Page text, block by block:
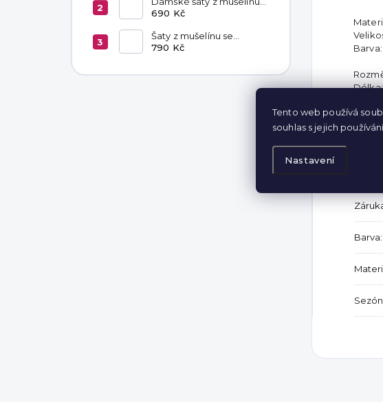
Tento web používá
souhlas s jejich
Nastavení
Livia Latte
690 Kč
Šaty z mušelínu se
zavazováním v pase
790 Kč
Délka:
Barva: